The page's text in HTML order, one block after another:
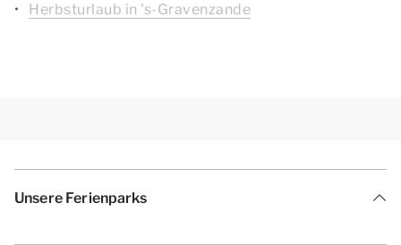
Herbsturlaub in 's-Gravenzande
Unsere Ferienparks